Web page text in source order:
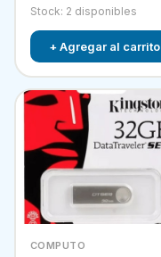
Stock: 2 disponibles
+ Agregar al carrito
COMPUTO